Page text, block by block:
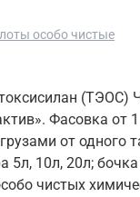
особо чистые
(ТЭОС)
Фасовка от
от одного
5л, 10л, 20л;
чистых